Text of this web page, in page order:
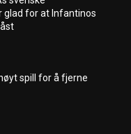
for at Infantinos
spill for å fjerne